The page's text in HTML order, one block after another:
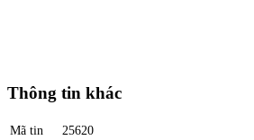
Thông tin khác
Mã tin
25620